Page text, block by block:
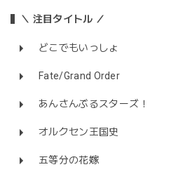
＼ 注目タイトル ／
どこでもいっしょ
Fate/Grand Order
あんさんぶるスターズ！
オルクセン王国史
五等分の花嫁